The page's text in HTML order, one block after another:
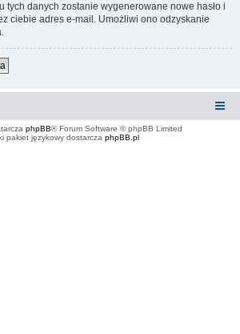
tych danych zostanie wygenerowane nowe hasło i
ciebie adres e-mail. Umożliwi ono odzyskanie
phpBB® Forum Software © phpBB Limited
pakiet językowy dostarcza phpBB.pl